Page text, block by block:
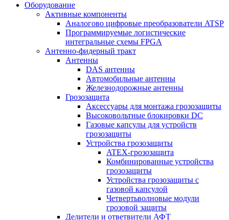
Оборудование
Активные компоненты
Аналогово цифровые преобразователи ATSP
Программируемые логистические
интегральные схемы FPGA
Антенно-фидерный тракт
Антенны
DAS антенны
Автомобильные антенны
Железнодорожные антенны
Грозозащита
Аксессуары для монтажа грозозащиты
Высоковольтные блокировки DC
Газовые капсулы для устройств
грозозащиты
Устройства грозозащиты
ATEX-грозозащита
Комбинированные устройства
грозозащиты
Устройства грозозащиты с
газовой капсулой
Четвертьволновые модули
грозовой защиты
Делители и ответвители АФТ